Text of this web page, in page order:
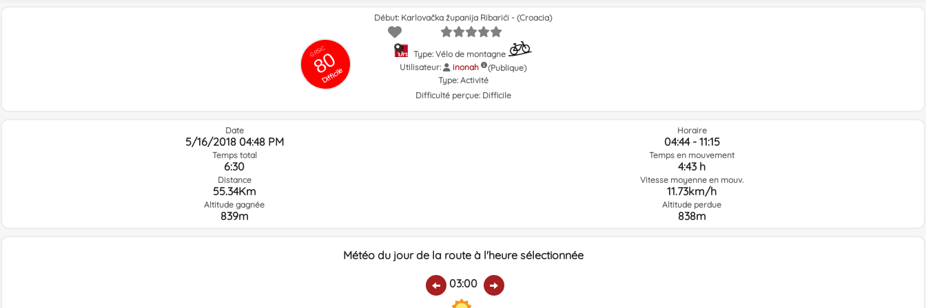
GRSIC
80
Difficile
Début: Karlovačka županija Ribarići - (Croacia)
Type: Vélo de montagne
Utilisateur:
inonah
(Publique)
Type: Activité
Difficulté perçue: Difficile
Date
5/16/2018 04:48 PM
Temps total
6:30
Distance
55.34Km
Altitude gagnée
839m
Horaire
04:44 - 11:15
Temps en mouvement
4:43 h
Vitesse moyenne en mouv.
11.73km/h
Altitude perdue
838m
Météo du jour de la route à l'heure sélectionnée
03:00